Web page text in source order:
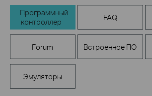
Программный
контроллер
FAQ
Forum Встроенное ПО
Эмуляторы